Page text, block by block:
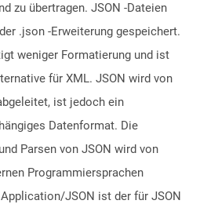
zu übertragen. JSON -Dateien
.json -Erweiterung gespeichert.
weniger Formatierung und ist
für XML. JSON wird von
ist jedoch ein
Datenformat. Die
Parsen von JSON wird von
Programmiersprachen
JSON ist der für JSON